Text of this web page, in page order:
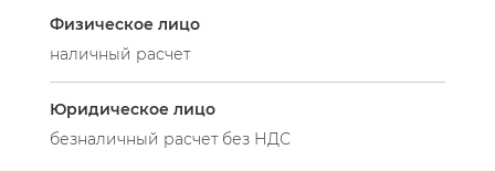
Физическое лицо
наличный расчет
Юридическое лицо
безналичный расчет без НДС